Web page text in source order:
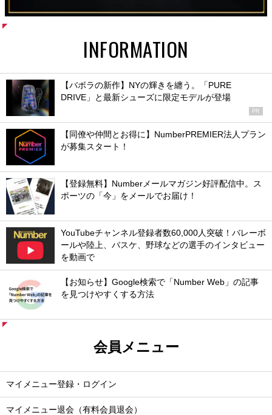
INFORMATION
【バボラの新作】NYの輝きを纏う。「PURE
DRIVE」と最新シューズに限定モデルが登場
PR
【同僚や仲間とお得に】NumberPREMIER法人プラン
が募集スタート！
【登録無料】Numberメールマガジン好評配信中。ス
ポーツの「今」をメールでお届け！
YouTubeチャンネル登録者数60,000人突破！バレーボ
ールや陸上、バスケ、野球などの選手のインタビュー
を動画で
【お知らせ】Google検索で「Number Web」の記事
を見つけやすくする方法
会員メニュー
マイメニュー登録・ログイン
マイメニュー退会（有料会員退会）